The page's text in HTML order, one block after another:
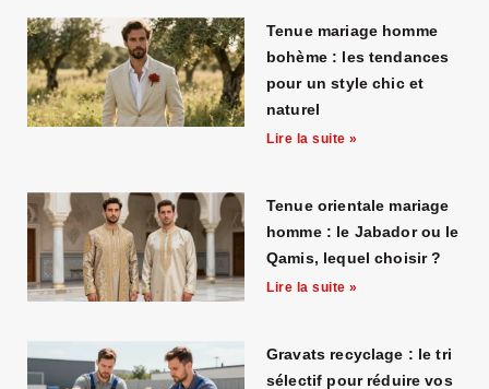
Tenue mariage homme
bohème : les tendances
pour un style chic et
naturel
Lire la suite »
Tenue orientale mariage
homme : le Jabador ou le
Qamis, lequel choisir ?
Lire la suite »
Gravats recyclage : le tri
sélectif pour réduire vos